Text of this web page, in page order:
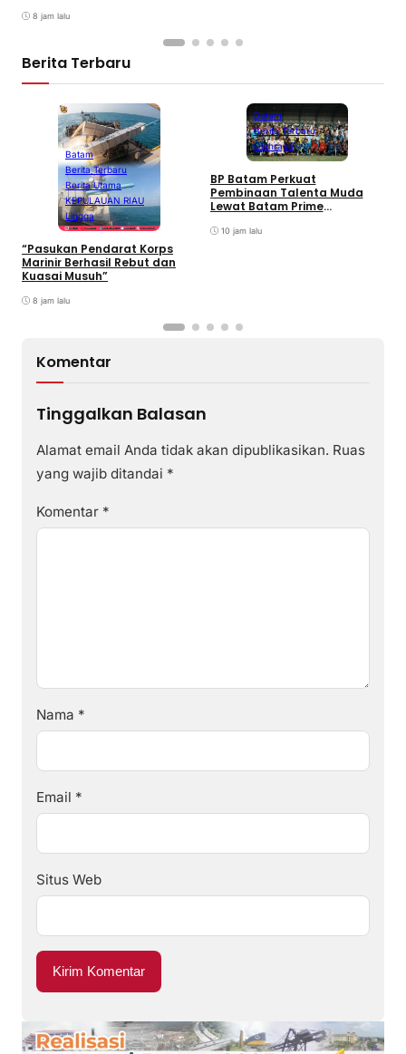
8 jam lalu
Berita Terbaru
Batam
Berita Terbaru
Berita Utama
KEPULAUAN RIAU
Lingga
“Pasukan Pendarat Korps
Marinir Berhasil Rebut dan
Kuasai Musuh”
8 jam lalu
Batam
Berita Terbaru
Olahraga
BP Batam Perkuat
Pembinaan Talenta Muda
Lewat Batam Prime
Football sebagai Festival
10 jam lalu
Komentar
Tinggalkan Balasan
Alamat email Anda tidak akan dipublikasikan. Ruas
yang wajib ditandai *
Komentar *
Nama *
Email *
Situs Web